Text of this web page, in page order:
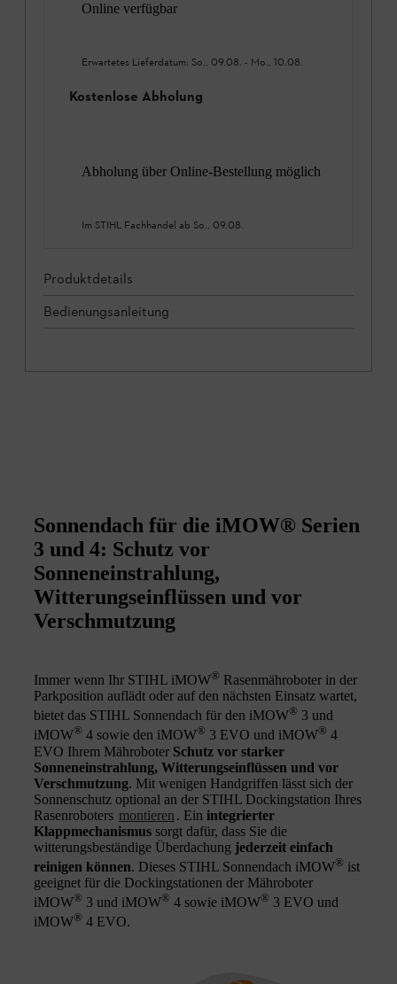
Online verfügbar
Erwartetes Lieferdatum: So., 09.08. - Mo., 10.08.
Kostenlose Abholung
Abholung über Online-Bestellung möglich
Im STIHL Fachhandel ab So., 09.08.
Produktdetails
Bedienungsanleitung
Sonnendach für die iMOW® Serien
3 und 4: Schutz vor
Sonneneinstrahlung,
Witterungseinflüssen und vor
Verschmutzung
Immer wenn Ihr STIHL iMOW® Rasenmähroboter in der
Parkposition auflädt oder auf den nächsten Einsatz wartet,
bietet das STIHL Sonnendach für den iMOW® 3 und
iMOW® 4 sowie den iMOW® 3 EVO und iMOW® 4
EVO Ihrem Mähroboter Schutz vor starker
Sonneneinstrahlung, Witterungseinflüssen und vor
Verschmutzung. Mit wenigen Handgriffen lässt sich der
Sonnenschutz optional an der STIHL Dockingstation Ihres
Rasenroboters montieren . Ein integrierter
Klappmechanismus sorgt dafür, dass Sie die
witterungsbeständige Überdachung jederzeit einfach
reinigen können. Dieses STIHL Sonnendach iMOW® ist
geeignet für die Dockingstationen der Mähroboter
iMOW® 3 und iMOW® 4 sowie iMOW® 3 EVO und
iMOW® 4 EVO.